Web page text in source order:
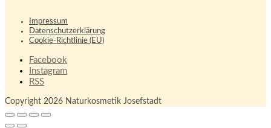
Impressum
Datenschutzerklärung
Cookie-Richtlinie (EU)
Facebook
Instagram
RSS
Copyright 2026 Naturkosmetik Josefstadt